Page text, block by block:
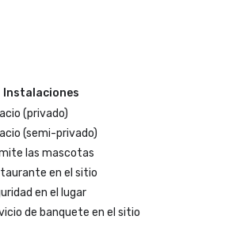
Instalaciones
(privado)
(semi-privado)
las mascotas
en el sitio
en el lugar
de banquete en el sitio